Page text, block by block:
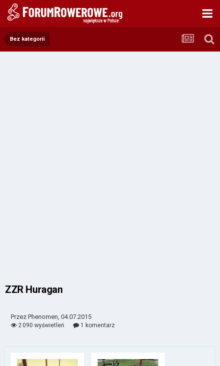
Bez kategorii
ZZR Huragan
Przez Phenomen, 04.07.2015
2 090 wyświetleń 1 komentarz